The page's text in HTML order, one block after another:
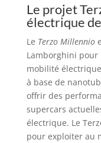
Le projet
électrique
Le Terzo Millennio
Lamborghini pour
mobilité
à base de
offrir des
supercars
électrique. Le
pour exploiter au